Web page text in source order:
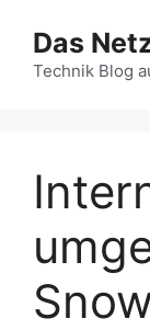
Inhalt
springen
Das
Technik Blog